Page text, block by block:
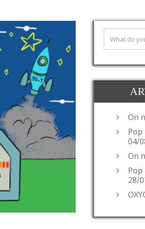
On
Pop
04/
On
Pop
28/